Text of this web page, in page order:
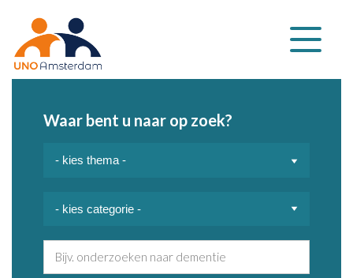
Klap
navigatie
Waar bent u naar op zoek?